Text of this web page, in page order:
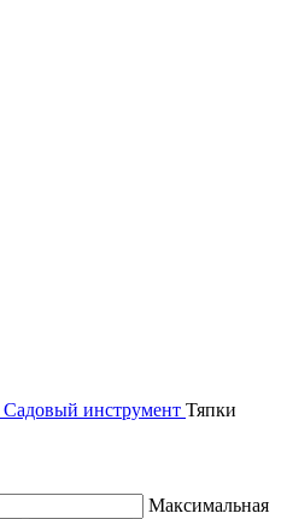
Садовый инструмент Тяпки
Максимальная